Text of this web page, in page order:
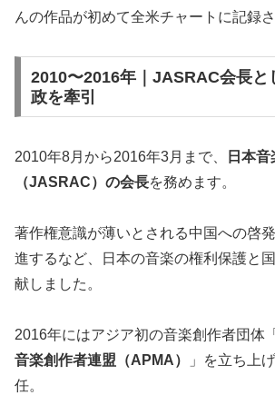
んの作品が初めて全米チャートに記録さ
2010〜2016年｜JASRAC会長と
政を牽引
2010年8月から2016年3月まで、
日本
（JASRAC）の会長を務めます。
著作権意識が薄いとされる中国への啓
進するなど、日本の音楽の権利保護と
献しました。
2016年にはアジア初の音楽創作者団体「
音楽創作者連盟（APMA）
」を立ち上
任。